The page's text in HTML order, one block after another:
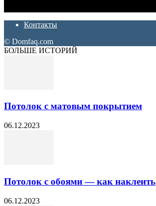
Контакты
© Domfaq.com
БОЛЬШЕ ИСТОРИЙ
Потолок с матовым покрытием
06.12.2023
Потолок с обоями — как наклеить
06.12.2023